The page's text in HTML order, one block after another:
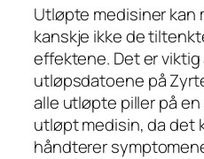
Utløpte medisiner kan
kanskje ikke de
effektene. Det er
utløpsdatoene på
alle utløpte piller på
utløpt medisin, da det
håndterer